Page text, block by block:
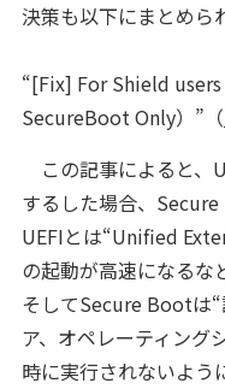
決策も以下にまとめら
“[Fix] For Shield
SecureBoot Only）”（
この記事によると、
するした場合、
UEFIとは“Unified
の起動が高速になるな
そしてSecure Bootは
ア、オペレーティング
時に実行されないよう